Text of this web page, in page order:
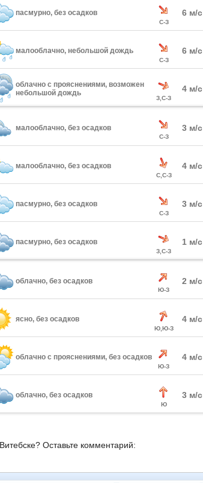
пасмурно, без осадков
С-З
6 м/с
малооблачно, небольшой дождь
С-З
6 м/с
облачно с прояснениями, возможен
небольшой дождь
З,С-З
4 м/с
малооблачно, без осадков
С-З
3 м/с
малооблачно, без осадков
С,С-З
4 м/с
пасмурно, без осадков
С-З
3 м/с
пасмурно, без осадков
З,С-З
1 м/с
облачно, без осадков
Ю-З
2 м/с
ясно, без осадков
Ю,Ю-З
4 м/с
облачно с прояснениями, без осадков
Ю-З
4 м/с
облачно, без осадков
Ю
3 м/с
Оставьте комментарий: